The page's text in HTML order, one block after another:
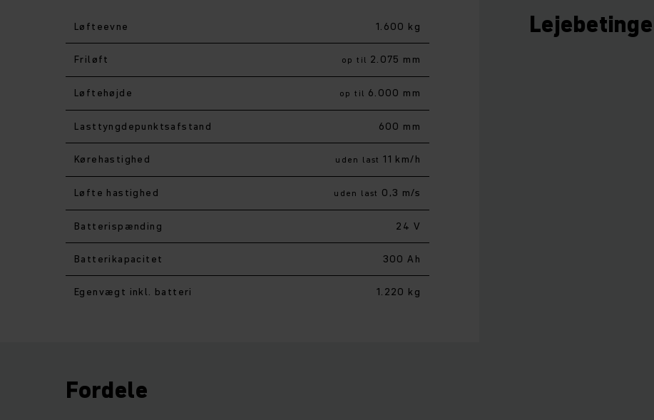
Løfteevne 1.600 kg
Friløft op til 2.075 mm
Løftehøjde op til 6.000 mm
Lasttyngdepunktsafstand 600 mm
Kørehastighed uden last 11 km/h
Løfte hastighed uden last 0,3 m/s
Batterispænding 24 V
Batterikapacitet 300 Ah
Egenvægt inkl. batteri 1.220 kg
Fordele